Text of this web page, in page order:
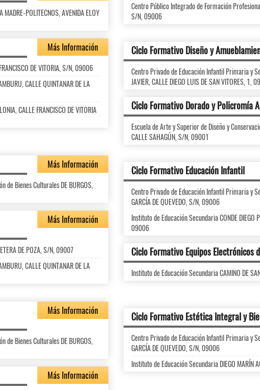
Centro Público Integrado de Formación Profesional
S/N, 09006
POLITECNOS, AVENIDA ELOY
Más Información
DE VITORIA, S/N, 09006
CALLE QUINTANAR DE LA
CALLE FRANCISCO DE VITORIA
Ciclo Formativo Diseño y
Centro Privado de Educación Infantil Primaria y
JAVIER, CALLE DIEGO LUIS DE SAN VITORES, 1,
Ciclo Formativo Dorado y Policromía
Escuela de Arte y Superior de Diseño y
CALLE SAHAGÚN, S/N, 09001
Más Información
de Bienes Culturales DE BURGOS,
Ciclo Formativo Educación Infantil
Centro Privado de Educación Infantil Primaria y
GARCÍA DE QUEVEDO, S/N, 09006
Instituto de Educación Secundaria CONDE DIEGO
09006
Más Información
DE POZA, S/N, 09007
CALLE QUINTANAR DE LA
Ciclo Formativo Equipos Electrónicos
Instituto de Educación Secundaria CAMINO DE
Más Información
de Bienes Culturales DE BURGOS,
Ciclo Formativo Estética Integral y
Centro Privado de Educación Infantil Primaria y
GARCÍA DE QUEVEDO, S/N, 09006
Instituto de Educación Secundaria DIEGO MARÍN
Más Información